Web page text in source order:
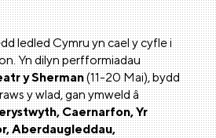
ledled Cymru yn cael y cyfle i
Yn dilyn perfformiadau
y Sherman(11-20 Mai), bydd
y wlad, gan ymweld â
Caernarfon, Yr
Aberdaugleddau,